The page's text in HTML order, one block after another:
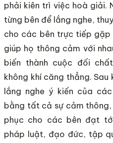
phải kiên trì việc hoà giải.
từng bên để lắng nghe,
cho các bên trực tiếp gặp
giúp họ thông cảm với
biến thành cuộc đối
không khí căng thẳng.
lắng nghe ý kiến của
bằng tất cả sự cảm
phục cho các bên đạt
pháp luật, đạo đức, tập